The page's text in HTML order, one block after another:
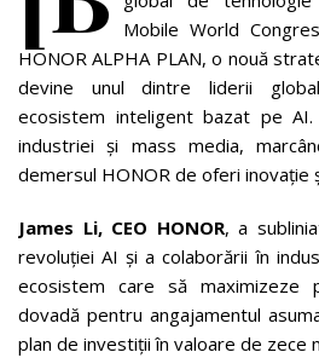
Mobile World
HONOR ALPHA PLAN, o nouă
devine unul dintre liderii
ecosistem inteligent bazat pe
industriei și mass media,
demersul HONOR de oferi inovație
James Li, CEO HONOR, a
revoluției AI și a colaborării în
ecosistem care să maximizeze
dovadă pentru angajamentul
plan de investiții în valoare de zece